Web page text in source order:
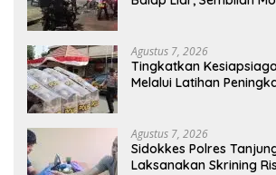
Agustus 7, 2026
Tingkatkan
Melalui Latihan
Agustus 7, 2026
Sidokkes Polres
Laksanakan Skrining